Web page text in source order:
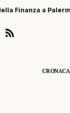
CRONACA